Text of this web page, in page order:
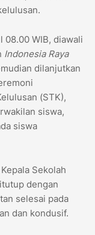
08.00 WIB, diawali
Indonesia Raya
dilanjutkan
(STK),
siswa,
siswa
Sekolah
dengan
selesai pada
dan kondusif.